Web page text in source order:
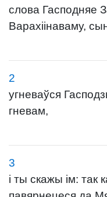
слова Гасподняе
Варахіінаваму,
2
угневаўся
гневам,
3
і ты скажы ім: так